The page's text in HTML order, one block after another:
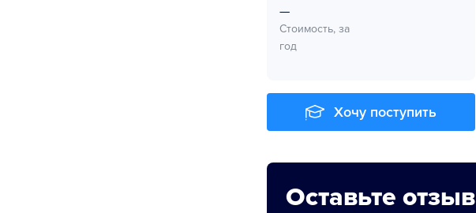
—
Стоимость, за
год
Хочу поступить
Оставьте отзыв